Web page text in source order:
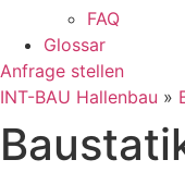
FAQ
Glossar
Anfrage stellen
INT-BAU Hallenbau »